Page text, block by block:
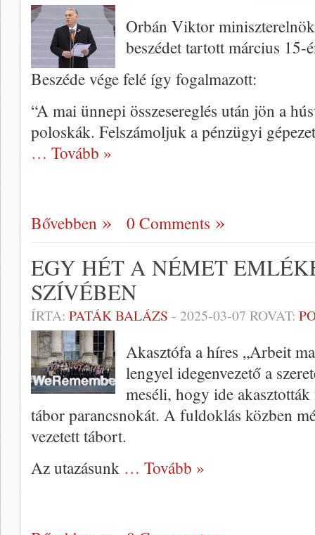
Orbán Viktor
beszédet tartott március
Beszéde vége felé így fogalmazott:
“A mai ünnepi összesereglés után jön a
poloskák. Felszámoljuk a pénzügyi
… Tovább »
Bővebben 0 Comments
EGY HÉT A NÉMET
SZÍVÉBEN
ÍRTA: PATÁK BALÁZS - 2025-03-07 ROVAT:
Akasztófa a híres „Arbeit
lengyel idegenvezető a
meséli, hogy ide
tábor parancsnokát. A fuldoklás közben
vezetett tábort.
Az utazásunk … Tovább »